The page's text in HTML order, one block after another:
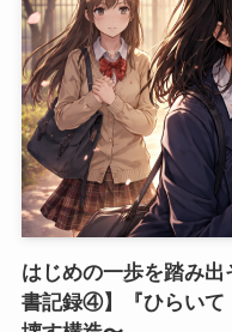
はじめの一歩を踏み
書記録④】『ひらい